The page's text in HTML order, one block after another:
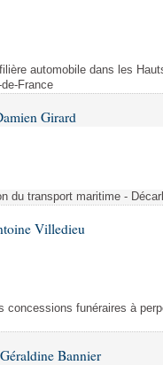
automobile dans les
France
Girard
du transport maritime -
Villedieu
concessions funéraires à
Bannier